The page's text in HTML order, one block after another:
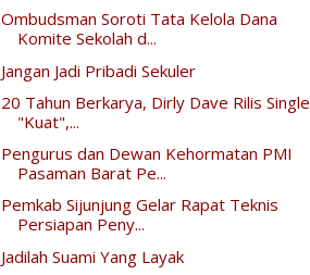
Ombudsman Soroti Tata Kelola Dana
Komite Sekolah d...
Jangan Jadi Pribadi Sekuler
20 Tahun Berkarya, Dirly Dave Rilis Single
"Kuat",...
Pengurus dan Dewan Kehormatan PMI
Pasaman Barat Pe...
Pemkab Sijunjung Gelar Rapat Teknis
Persiapan Peny...
Jadilah Suami Yang Layak